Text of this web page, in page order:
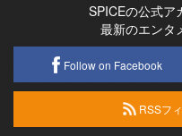
SPICEの公式ア
最新のエンタ
Follow on Facebook
RSSフ